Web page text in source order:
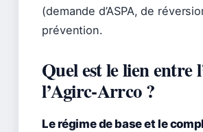
(demande d’ASPA, de
prévention.
Quel est le lien entre
l’Agirc‑Arrco ?
Le régime de base et le